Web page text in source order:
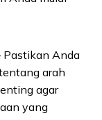
Pastikan Anda
arah
agar
yang